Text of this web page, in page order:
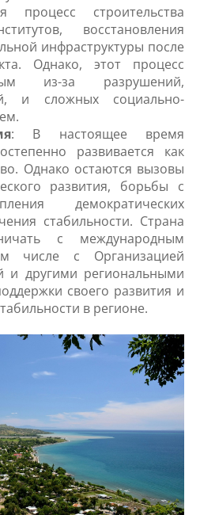
процесс строительства
восстановления
инфраструктуры после
Однако, этот процесс
из-за разрушений,
и сложных социально-
: В настоящее время
развивается как
Однако остаются вызовы
развития, борьбы с
демократических
стабильности. Страна
с международным
числе с Организацией
и другими региональными
своего развития и
в регионе.